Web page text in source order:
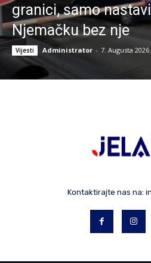
granici, samo
Njemačku bez nje
Vijesti Administrator - 7. Augusta 2026.
Kontaktirajte nas na: